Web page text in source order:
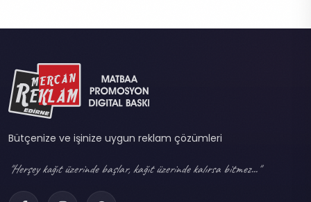
Bütçenize ve işinize uygun reklam çözümleri
"Herşey kağıt üzerinde başlar, kağıt üzerinde kalırsa bitmez..."